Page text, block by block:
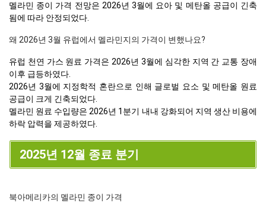
멜라민 종이 가격 전망은 2026년 3월에 요아 및 메탄올 공급이 긴축
됨에 따라 안정되었다.
왜 2026년 3월 유럽에서 멜라민지의 가격이 변했나요?
유럽 천연 가스 원료 가격은 2026년 3월에 심각한 지역 간 교통 장애
이후 급등하였다.
2026년 3월에 지정학적 혼란으로 인해 글로벌 요소 및 메탄올 원료
공급이 크게 긴축되었다.
멜라민 원료 수입량은 2026년 1분기 내내 강화되어 지역 생산 비용에
하락 압력을 제공하였다.
2025년 12월 종료 분기
북아메리카의 멜라민 종이 가격